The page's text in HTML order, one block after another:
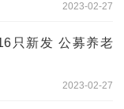
2023-02-27
只新发 公募养老
2023-02-27